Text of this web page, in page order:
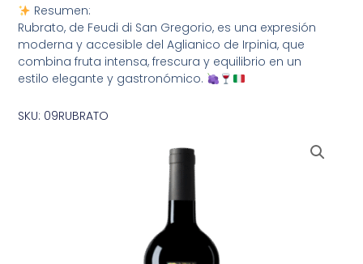
Resumen:
Rubrato, de Feudi di San Gregorio, es una expresión
moderna y accesible del Aglianico de Irpinia, que
combina fruta intensa, frescura y equilibrio en un
estilo elegante y gastronómico.
SKU: 09RUBRATO